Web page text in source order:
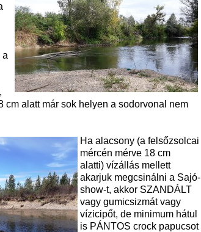
a
cm alatt már sok helyen a sodorvonal nem
Ha alacsony (a felsőzsolcai
mércén mérve 18 cm
alatti) vízállás mellett
akarjuk megcsinálni a Sajó-
show-t, akkor SZANDÁLT
vagy gumicsizmát vagy
vízicipőt, de minimum hátul
is PÁNTOS crock papucsot